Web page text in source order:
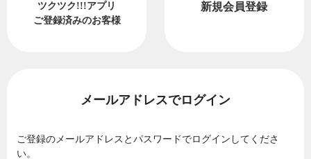
ツクツク!!!アプリ
ご登録済みのお客様
新規会員登録
メールアドレスでログイン
ご登録のメールアドレスとパスワードでログインしてくださ
い。